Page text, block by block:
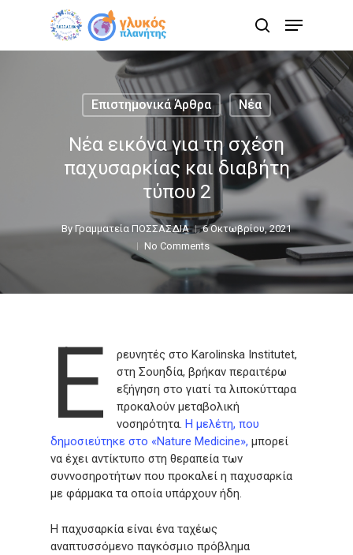
search
Menu
Επιστημονικά Άρθρα Νέα
Νέα εικόνα για τη σχέση
παχυσαρκίας και διαβήτη
τύπου 2
By Γραμματεία ΠΟΣΣΑΣΔΙΑ
6 Οκτωβρίου, 2021
No Comments
Ε
ρευνητές στο Karolinska Institutet,
στη Σουηδία, βρήκαν περαιτέρω
εξήγηση στο γιατί τα λιποκύτταρα
προκαλούν μεταβολική
νοσηρότητα. Η μελέτη, που
δημοσιεύτηκε στο «Nature Medicine», μπορεί
να έχει αντίκτυπο στη θεραπεία των
συννοσηροτήτων που προκαλεί η παχυσαρκία
με φάρμακα τα οποία υπάρχουν ήδη.
Η παχυσαρκία είναι ένα ταχέως
αναπτυσσόμενο παγκόσμιο πρόβλημα